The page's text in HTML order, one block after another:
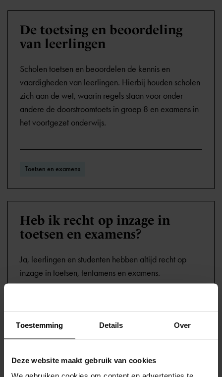
Toestemming Details Over
Deze website maakt gebruik van cookies
De toetsing en beoordeling
van leerlingen
Scholen toetsen en beoordelen de kennis en
vaardigheden van leerlingen. Hierbij houden scholen
zich aan de wet, waarin regels staan voor onder
andere de doorstroomtoets in groep 8 en examens in
het voortgezet onderwijs.
Toetsen en examens
Heb ik recht op inzage in
toetsen en examens?
Ja, leerlingen en studenten hebben altijd recht op
inzage in toetsen, tentamens en examens.
Wat meet een